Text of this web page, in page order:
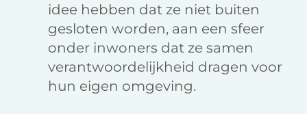
idee hebben dat ze niet buiten
gesloten worden, aan een sfeer
onder inwoners dat ze samen
verantwoordelijkheid dragen voor
hun eigen omgeving.